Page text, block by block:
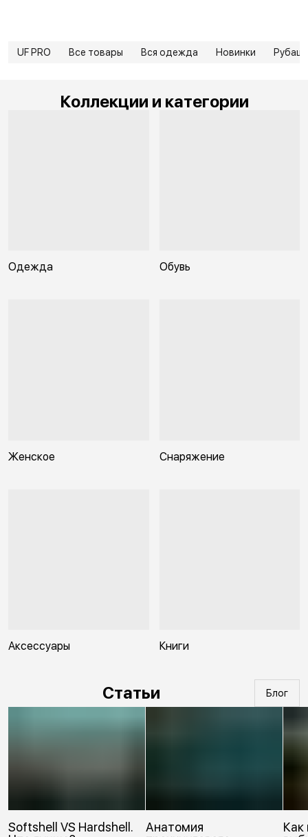
UF PRO Все товары Вся одежда Новинки
Коллекции и категории
Одежда Обувь
Женское Снаряжение
Аксессуары Книги
Статьи Блог
Softshell VS Hardshell.
Анатомия
Как